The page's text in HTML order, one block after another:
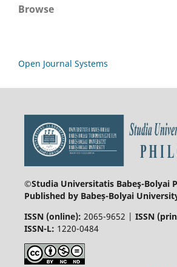
Browse
Open Journal Systems
©Studia Universitatis Babeş-Bolyai
Published by Babeș-Bolyai
ISSN (online): 2065-9652 | ISSN
ISSN-L: 1220-0484